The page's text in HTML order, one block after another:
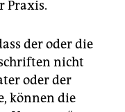
Praxis.
der oder die
nicht
oder der
können die